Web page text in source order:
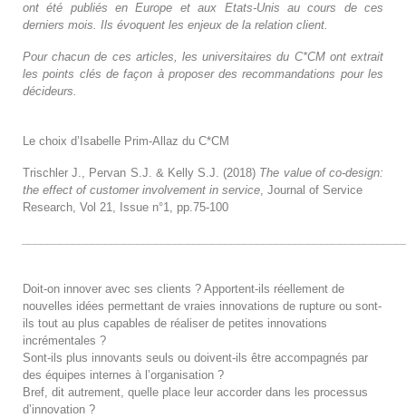
ont été publiés en Europe et aux Etats-Unis au cours de ces
derniers mois. Ils évoquent les enjeux de la relation client.
Pour chacun de ces articles, les universitaires du C*CM ont extrait
les points clés de façon à proposer des recommandations pour les
décideurs.
Le choix d’Isabelle Prim-Allaz du C*CM
Trischler J., Pervan S.J. & Kelly S.J. (2018) The value of co-design:
the effect of customer involvement in service, Journal of Service
Research, Vol 21, Issue n°1, pp.75-100
Doit-on innover avec ses clients ? Apportent-ils réellement de
nouvelles idées permettant de vraies innovations de rupture ou sont-
ils tout au plus capables de réaliser de petites innovations
incrémentales ?
Sont-ils plus innovants seuls ou doivent-ils être accompagnés par
des équipes internes à l’organisation ?
Bref, dit autrement, quelle place leur accorder dans les processus
d’innovation ?